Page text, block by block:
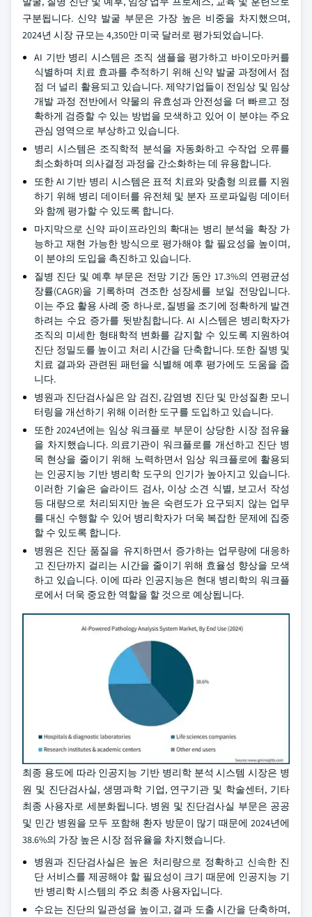
구분됩니다. 신약 발굴 부문은 가장 높은 비중을 차지했으며,
2024년 시장 규모는 4,350만 미국 달러로 평가되었습니다.
AI 기반 병리 시스템은 조직 샘플을 평가하고 바이오마커를
식별하며 치료 효과를 추적하기 위해 신약 발굴 과정에서 점
점 더 널리 활용되고 있습니다. 제약기업들이 전임상 및 임상
개발 과정 전반에서 약물의 유효성과 안전성을 더 빠르고 정
확하게 검증할 수 있는 방법을 모색하고 있어 이 분야는 주요
관심 영역으로 부상하고 있습니다.
병리 시스템은 조직학적 분석을 자동화하고 수작업 오류를
최소화하며 의사결정 과정을 간소화하는 데 유용합니다.
또한 AI 기반 병리 시스템은 표적 치료와 맞춤형 의료를 지원
하기 위해 병리 데이터를 유전체 및 분자 프로파일링 데이터
와 함께 평가할 수 있도록 합니다.
마지막으로 신약 파이프라인의 확대는 병리 분석을 확장 가
능하고 재현 가능한 방식으로 평가해야 할 필요성을 높이며,
이 분야의 도입을 촉진하고 있습니다.
질병 진단 및 예후 부문은 전망 기간 동안 17.3%의 연평균성
장률(CAGR)을 기록하며 견조한 성장세를 보일 전망입니다.
이는 주요 활용 사례 중 하나로, 질병을 조기에 정확하게 발견
하려는 수요 증가를 뒷받침합니다. AI 시스템은 병리학자가
조직의 미세한 형태학적 변화를 감지할 수 있도록 지원하여
진단 정밀도를 높이고 처리 시간을 단축합니다. 또한 질병 및
치료 결과와 관련된 패턴을 식별해 예후 평가에도 도움을 줍
니다.
병원과 진단검사실은 암 검진, 감염병 진단 및 만성질환 모니
터링을 개선하기 위해 이러한 도구를 도입하고 있습니다.
또한 2024년에는 임상 워크플로 부문이 상당한 시장 점유율
을 차지했습니다. 의료기관이 워크플로를 개선하고 진단 병
목 현상을 줄이기 위해 노력하면서 임상 워크플로에 활용되
는 인공지능 기반 병리학 도구의 인기가 높아지고 있습니다.
이러한 기술은 슬라이드 검사, 이상 소견 식별, 보고서 작성
등 대량으로 처리되지만 높은 숙련도가 요구되지 않는 업무
를 대신 수행할 수 있어 병리학자가 더욱 복잡한 문제에 집중
할 수 있도록 합니다.
병원은 진단 품질을 유지하면서 증가하는 업무량에 대응하
고 진단까지 걸리는 시간을 줄이기 위해 효율성 향상을 모색
하고 있습니다. 이에 따라 인공지능은 현대 병리학의 워크플
로에서 더욱 중요한 역할을 할 것으로 예상됩니다.
최종 용도에 따라 인공지능 기반 병리학 분석 시스템 시장은 병
원 및 진단검사실, 생명과학 기업, 연구기관 및 학술센터, 기타
최종 사용자로 세분화됩니다. 병원 및 진단검사실 부문은 공공
및 민간 병원을 모두 포함해 환자 방문이 많기 때문에 2024년에
38.6%의 가장 높은 시장 점유율을 차지했습니다.
병원과 진단검사실은 높은 처리량으로 정확하고 신속한 진
단 서비스를 제공해야 할 필요성이 크기 때문에 인공지능 기
반 병리학 시스템의 주요 최종 사용자입니다.
수요는 진단의 일관성을 높이고, 결과 도출 시간을 단축하며,